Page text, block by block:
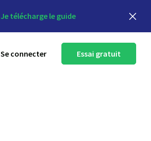
Je télécharge le guide
Se connecter Essai gratuit